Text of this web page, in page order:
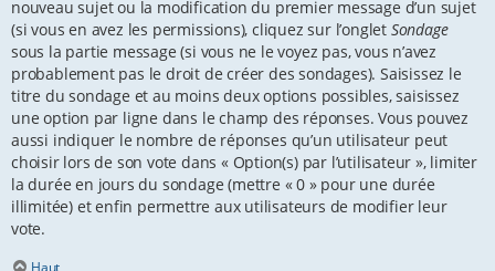
nouveau sujet ou la modification du premier message d’un sujet
(si vous en avez les permissions), cliquez sur l’onglet Sondage
sous la partie message (si vous ne le voyez pas, vous n’avez
probablement pas le droit de créer des sondages). Saisissez le
titre du sondage et au moins deux options possibles, saisissez
une option par ligne dans le champ des réponses. Vous pouvez
aussi indiquer le nombre de réponses qu’un utilisateur peut
choisir lors de son vote dans « Option(s) par l’utilisateur », limiter
la durée en jours du sondage (mettre « 0 » pour une durée
illimitée) et enfin permettre aux utilisateurs de modifier leur
vote.
Haut